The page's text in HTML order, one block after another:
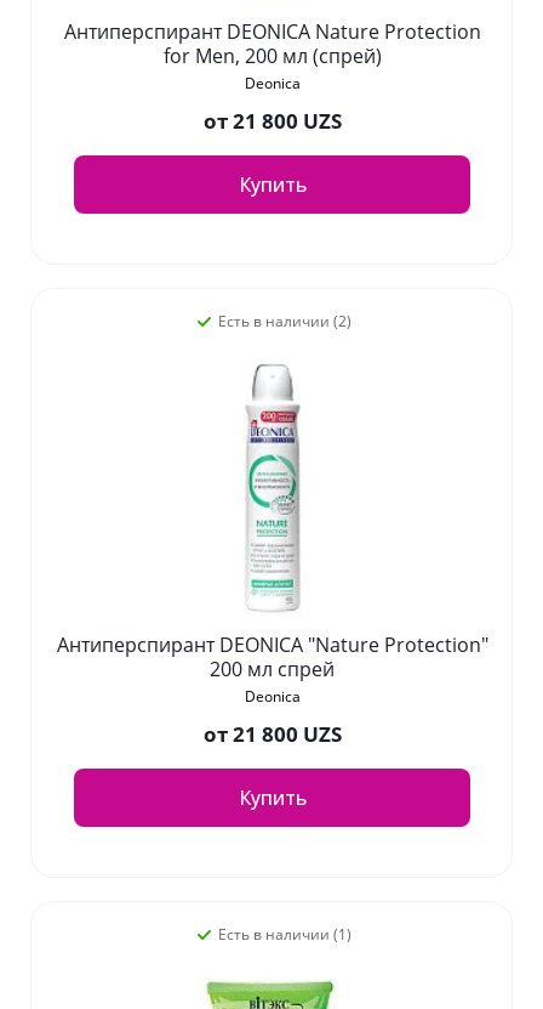
Антиперспирант DEONICA Nature Protection
for Men, 200 мл (спрей)
Deonica
от21 800 UZS
Купить
Есть в наличии (2)
Антиперспирант DEONICA "Nature Protection"
200 мл спрей
Deonica
от21 800 UZS
Купить
Есть в наличии (1)